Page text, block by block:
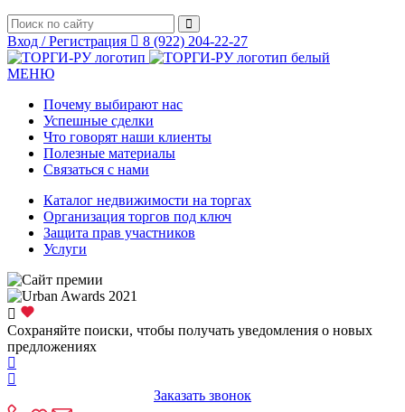
Вход / Регистрация 8 (922) 204-22-27
МЕНЮ
Почему выбирают нас
Успешные сделки
Что говорят наши клиенты
Полезные материалы
Связаться с нами
Каталог недвижимости на торгах
Организация торгов под ключ
Защита прав участников
Услуги
Сохраняйте поиски, чтобы получать уведомления о новых
предложениях
Заказать звонок